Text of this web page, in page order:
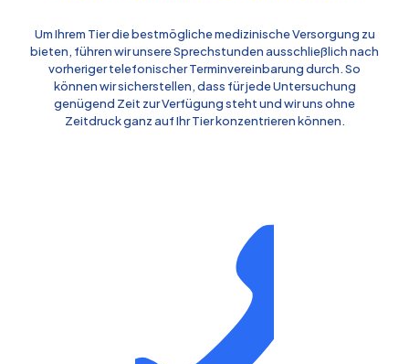
Um Ihrem Tier die bestmögliche medizinische Versorgung zu
bieten, führen wir unsere Sprechstunden ausschließlich nach
vorheriger telefonischer Terminvereinbarung durch. So
können wir sicherstellen, dass für jede Untersuchung
genügend Zeit zur Verfügung steht und wir uns ohne
Zeitdruck ganz auf Ihr Tier konzentrieren können.